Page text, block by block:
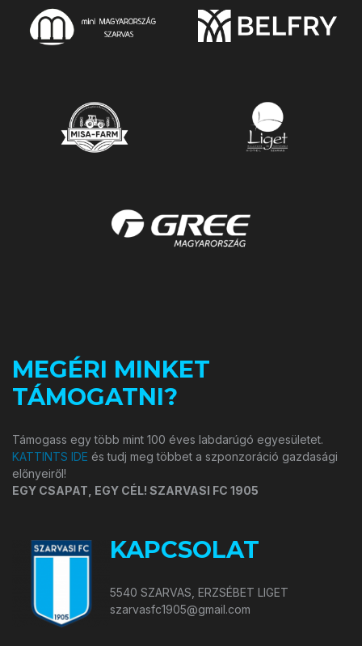
MEGÉRI MINKET
TÁMOGATNI?
Támogass egy több mint 100 éves labdarúgó egyesületet.
KATTINTS IDE és tudj meg többet a szponzoráció gazdasági
előnyeiről!
EGY CSAPAT, EGY CÉL! SZARVASI FC 1905
KAPCSOLAT
5540 SZARVAS, ERZSÉBET LIGET
szarvasfc1905@gmail.com